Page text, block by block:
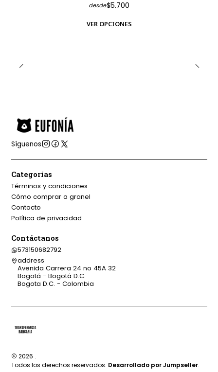
desde$5.700
VER OPCIONES
Síguenos
Categorías
Términos y condiciones
Cómo comprar a granel
Contacto
Política de privacidad
Contáctanos
573150682792
address
Avenida Carrera 24 no 45A 32
Bogotá - Bogotá D.C.
Bogota D.C. - Colombia
2026 .
Todos los derechos reservados. Desarrollado por Jumpseller.